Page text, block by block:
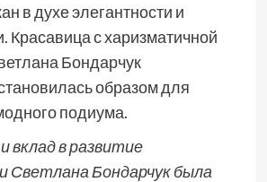
в духе элегантности и
Красавица с харизматичной
Бондарчук
образом для
подиума.
вклад в развитие
Светлана Бондарчук была